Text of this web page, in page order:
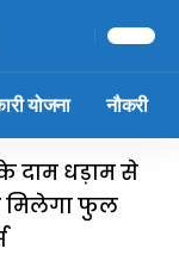
योजना नौकरी
दाम धड़ाम से
मिलेगा फुल